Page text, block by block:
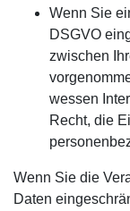
Wenn Sie
DSGVO
zwischen
wessen
Recht, die
Wenn Sie die
Daten